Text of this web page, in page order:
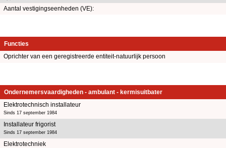
Aantal vestigingseenheden (VE):
Functies
Oprichter van een geregistreerde entiteit-natuurlijk persoon
Ondernemersvaardigheden - ambulant - kermisuitbater
Elektrotechnisch installateur
Sinds 17 september 1984
Installateur frigorist
Sinds 17 september 1984
Elektrotechniek